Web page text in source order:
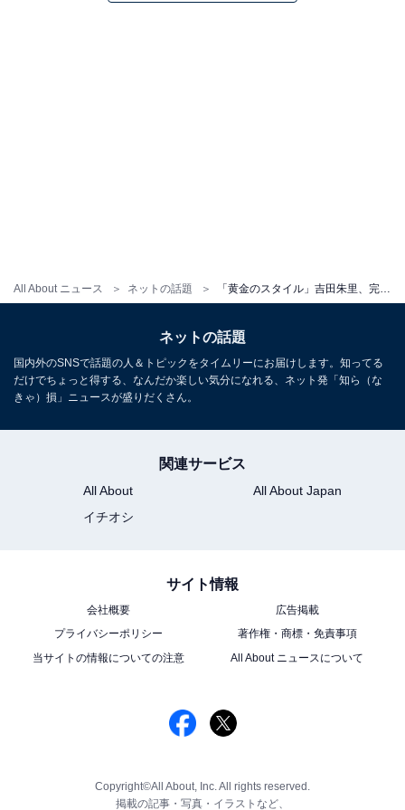
All About ニュース ネットの話題 「黄金のスタイル」吉田朱里、完璧ボディあらわなビキニ姿にファンもん絶！ 「これがほぼ脚ってやつか…」
ネットの話題
国内外のSNSで話題の人＆トピックをタイムリーにお届けします。知ってる
だけでちょっと得する、なんだか楽しい気分になれる、ネット発「知ら（な
きゃ）損」ニュースが盛りだくさん。
関連サービス
All About
All About Japan
イチオシ
サイト情報
会社概要
広告掲載
プライバシーポリシー
著作権・商標・免責事項
当サイトの情報についての注意
All About ニュースについて
Copyright©All About, Inc. All rights reserved.
掲載の記事・写真・イラストなど、